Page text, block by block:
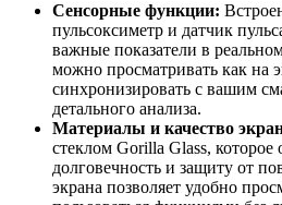
Сенсорные функции:
пульсоксиметр и датчик
важные показатели в
можно просматривать как на
синхронизировать с вашим
детального анализа.
Материалы и качество
стеклом Gorilla Glass, которое
долговечность и защиту от
экрана позволяет удобно